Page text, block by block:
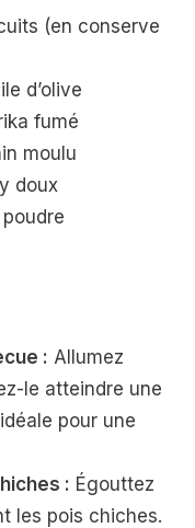
(en conserve
d’olive
fumé
moulu
doux
: Allumez
le atteindre une
pour une
: Égouttez
les pois chiches.